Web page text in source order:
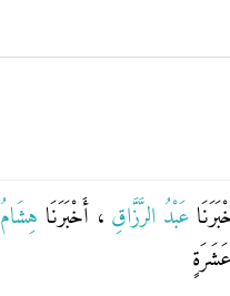
عَبْدُ الرَّزَّاقِ ، أَخْبَرَنَا